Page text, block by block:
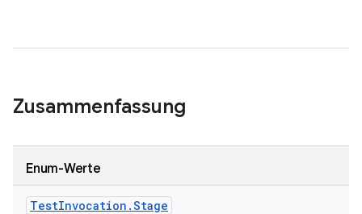
Zusammenfassung
Enum-Werte
TestInvocation .Stage